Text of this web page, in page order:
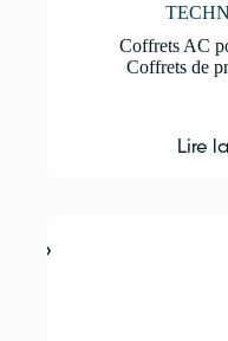
Coffrets AC
Coffrets de
Lire